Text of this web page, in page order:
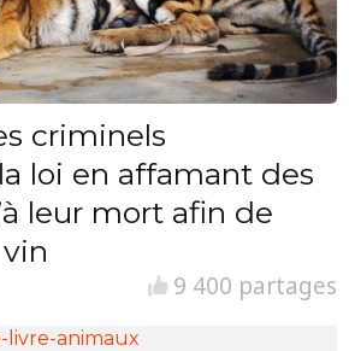
criminels
loi en affamant des
leur mort afin de
9 400 partages